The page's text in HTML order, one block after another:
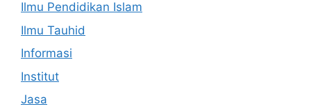
Ilmu Pendidikan Islam
Ilmu Tauhid
Informasi
Institut
Jasa